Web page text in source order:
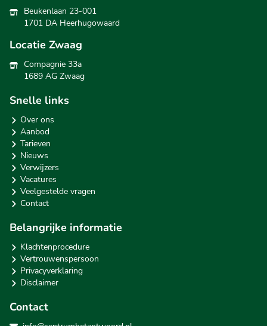
Beukenlaan 23-001
1701 DA Heerhugowaard
Locatie Zwaag
Compagnie 33a
1689 AG Zwaag
Snelle links
Over ons
Aanbod
Tarieven
Nieuws
Verwijzers
Vacatures
Veelgestelde vragen
Contact
Belangrijke informatie
Klachtenprocedure
Vertrouwenspersoon
Privacyverklaring
Disclaimer
Contact